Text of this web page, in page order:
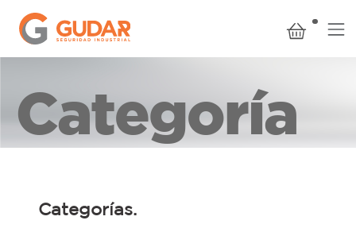
Categoría
Categorías.